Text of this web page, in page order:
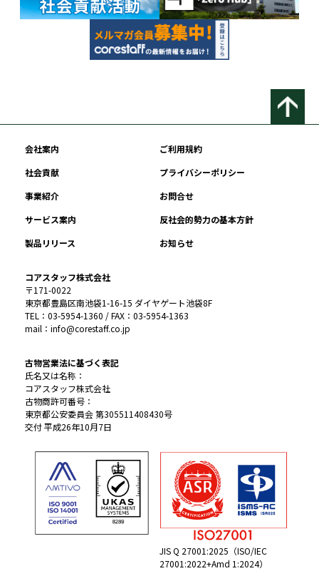
会社案内
ご利用規約
社会貢献
プライバシーポリシー
事業紹介
お問合せ
サービス案内
反社会的勢力の基本方針
製品リリース
お知らせ
コアスタッフ株式会社
〒171-0022
東京都豊島区南池袋1-16-15 ダイヤゲート池袋8F
TEL：03-5954-1360 / FAX：03-5954-1363
mail：info@corestaff.co.jp
古物営業法に基づく表記
氏名又は名称：
コアスタッフ株式会社
古物商許可番号：
東京都公安委員会 第305511408430号
交付 平成26年10月7日
JIS Q 27001:2025（ISO/IEC
27001:2022+Amd 1:2024）